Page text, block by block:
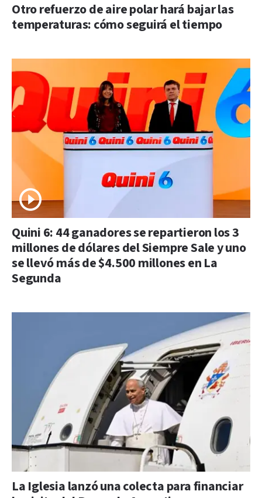
Otro refuerzo de aire polar hará bajar las
temperaturas: cómo seguirá el tiempo
Quini 6: 44 ganadores se repartieron los 3
millones de dólares del Siempre Sale y uno
se llevó más de $4.500 millones en La
Segunda
La Iglesia lanzó una colecta para financiar